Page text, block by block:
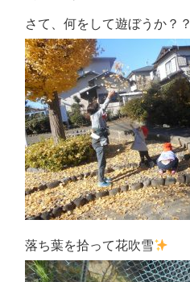
さて、何をして遊ぼうか？？
落ち葉を拾って花吹雪